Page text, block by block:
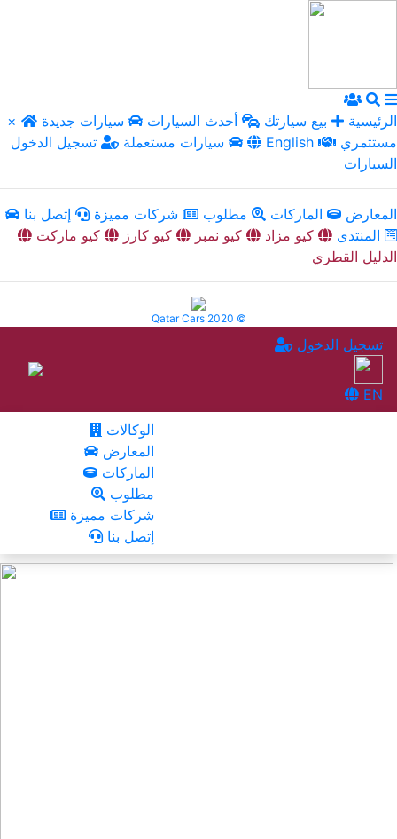
× الرئيسية بيع سيارتك أحدث السيارات
سيارات جديدة
سيارات مستعملة
تسجيل الدخول English
السيارات
المعارض الماركات مطلوب شركات مميزة
إتصل بنا
المنتدى
كيو مزاد كيو نمبر كيو كارز
كيو ماركت
الدليل القطري
Qatar Cars 2020 ©
تسجيل الدخول
EN
الوكالات
المعارض
الماركات
مطلوب
شركات مميزة
إتصل بنا